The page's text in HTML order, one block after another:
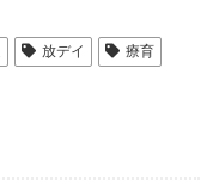
放デイ
療育